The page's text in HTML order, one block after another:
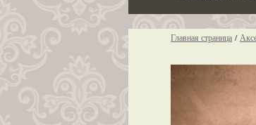
Главная страница /